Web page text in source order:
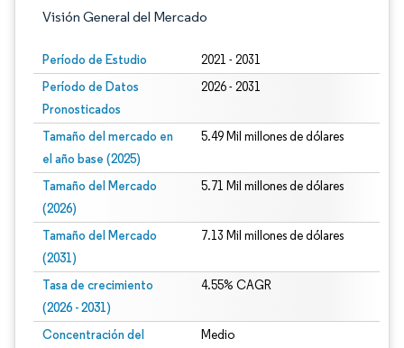
Visión General del Mercado
Período de Estudio 2021 - 2031
Período de Datos
Pronosticados
2026 - 2031
Tamaño del mercado en
el año base (2025)
5.49 Mil millones de dólares
Tamaño del Mercado
(2026)
5.71 Mil millones de dólares
Tamaño del Mercado
(2031)
7.13 Mil millones de dólares
Tasa de crecimiento
(2026 - 2031)
4.55% CAGR
Concentración del
Medio